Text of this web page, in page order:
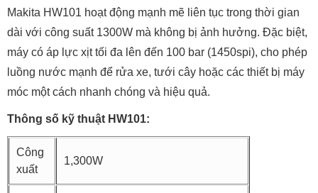
Makita HW101 hoạt động mạnh mẽ liên tục trong thời gian
dài với công suất 1300W mà không bị ảnh hưởng. Đặc biệt,
máy có áp lực xịt tối đa lên đến 100 bar (1450spi), cho phép
luồng nước mạnh để rửa xe, tưới cây hoặc các thiết bị máy
móc một cách nhanh chóng và hiệu quả.
Thông số kỹ thuật HW101:
Công
xuất
1,300W